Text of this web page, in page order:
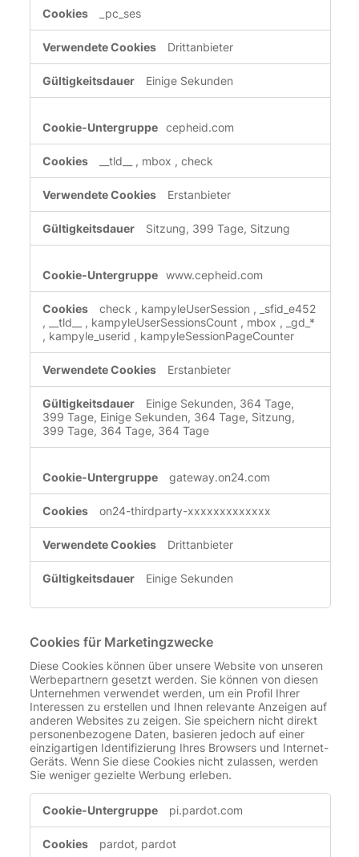
_pc_ses
Drittanbieter
Einige Sekunden
cepheid.com
__tld__ , mbox , check
Erstanbieter
Sitzung, 399 Tage, Sitzung
www.cepheid.com
check , kampyleUserSession ,
_sfid_e452
,
__tld__ , kampyleUserSessionsCount , mbox ,
_gd_*
, kampyle_userid , kampyleSessionPageCounter
Erstanbieter
Einige Sekunden, 364 Tage,
399 Tage, Einige Sekunden, 364 Tage, Sitzung,
399 Tage, 364 Tage, 364 Tage
gateway.on24.com
on24-thirdparty-xxxxxxxxxxxxx
Drittanbieter
Einige Sekunden
Cookies für Marketingzwecke
Diese Cookies können über unsere Website von unseren
Werbepartnern gesetzt werden. Sie können von diesen
Unternehmen verwendet werden, um ein Profil Ihrer
Interessen zu erstellen und Ihnen relevante Anzeigen auf
anderen Websites zu zeigen. Sie speichern nicht direkt
personenbezogene Daten, basieren jedoch auf einer
einzigartigen Identifizierung Ihres Browsers und Internet-
Geräts. Wenn Sie diese Cookies nicht zulassen, werden
Sie weniger gezielte Werbung erleben.
für
pi.pardot.com
pardot, pardot